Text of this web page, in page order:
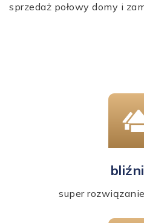
sprzedaż połowy domy i
super